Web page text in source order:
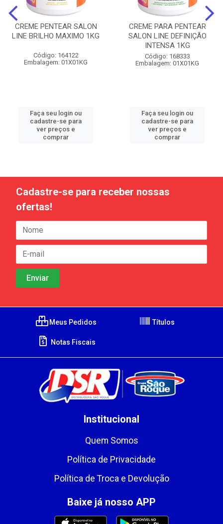
CREME PENTEAR SALON
LINE BRILHO MAXIMO 1KG
Código: 164122
Embalagem: 01X01KG
Faça seu login ou
cadastre-se para
ver preços e
comprar
CREME PARA PENTEAR
SALON LINE DEFINIÇÃO
INTENSA 1KG
Código: 168333
Embalagem: 01X01KG
Faça seu login ou
cadastre-se para
ver preços e
comprar
Cadastre-se para receber nossas
ofertas!
Meus Pedidos Títulos
Notas Fiscais
Institucional
Quem Somos
Política de Privacidade
Política de Troca e Devolução
Baixe já nosso APP